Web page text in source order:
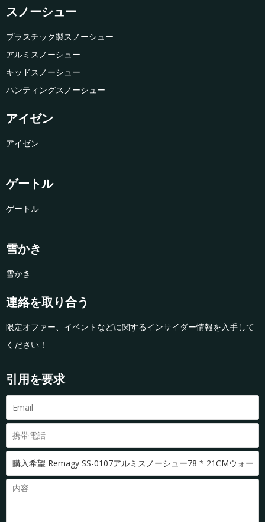
スノーシュー
プラスチック製スノーシュー
アルミスノーシュー
キッドスノーシュー
ハンティングスノーシュー
アイゼン
アイゼン
ゲートル
ゲートル
雪かき
雪かき
連絡を取り合う
限定オファー、イベントなどに関するインサイダー情報を入手して
ください！
引用を要求